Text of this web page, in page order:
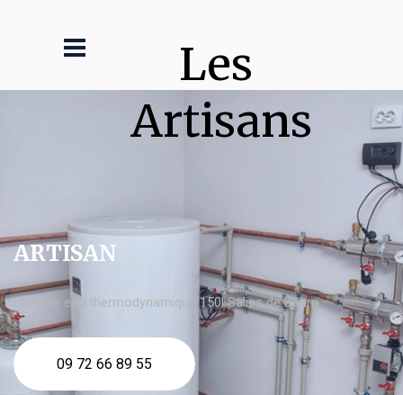
Les
Artisans
ARTISAN
chauffe eau thermodynamique 150l Salies de Béarn
09 72 66 89 55